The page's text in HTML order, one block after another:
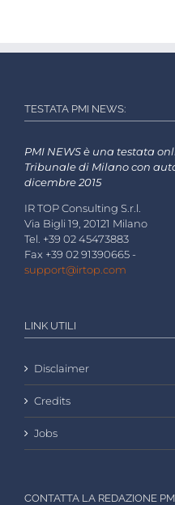
TESTATA PMI NEWS:
PMI NEWS è una testata
Tribunale di Milano con
dicembre 2015
IR TOP Consulting S.r.l.
Via Bigli 19, 20121 Milano
Tel. +39 02 45473883
Fax +39 02 91390665 -
support@irtop.com
LINK UTILI
Disclaimer
Credits
Jobs
CONTATTA LA REDAZIONE